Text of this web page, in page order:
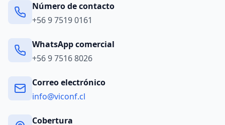
Número de contacto
+56 9 7519 0161
WhatsApp comercial
+56 9 7516 8026
Correo electrónico
info@viconf.cl
Cobertura